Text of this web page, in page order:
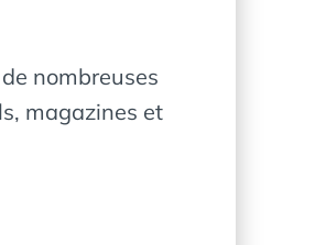
nombreuses
magazines et